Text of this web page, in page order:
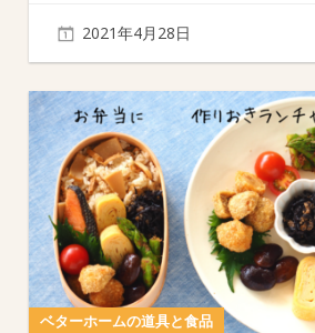
2021年4月28日
ベターホームの道具と食品